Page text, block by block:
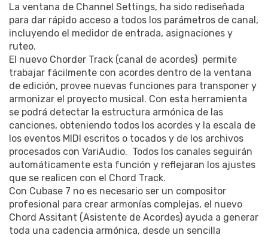
La ventana de Channel Settings, ha sido rediseñada
para dar rápido acceso a todos los parámetros de canal,
incluyendo el medidor de entrada, asignaciones y
ruteo.
El nuevo Chorder Track (canal de acordes) permite
trabajar fácilmente con acordes dentro de la ventana
de edición, provee nuevas funciones para transponer y
armonizar el proyecto musical. Con esta herramienta
se podrá detectar la estructura armónica de las
canciones, obteniendo todos los acordes y la escala de
los eventos MIDI escritos o tocados y de los archivos
procesados con VariAudio. Todos los canales seguirán
automáticamente esta función y reflejaran los ajustes
que se realicen con el Chord Track.
Con Cubase 7 no es necesario ser un compositor
profesional para crear armonías complejas, el nuevo
Chord Assitant (Asistente de Acordes) ayuda a generar
toda una cadencia armónica, desde un sencilla